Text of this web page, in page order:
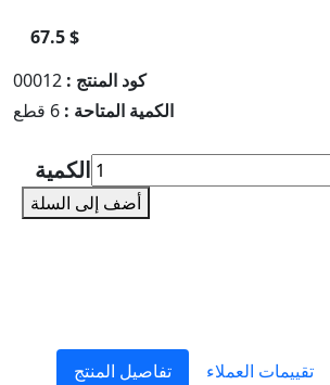
67.5 $
كود المنتج :
الكمية المتاحة : 6 قطع
الكمية
أضف إلى السلة
تفاصيل المنتج
تقييمات العملاء